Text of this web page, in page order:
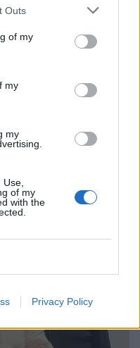
Outs
of my
my
my
of my
with the
Privacy Policy